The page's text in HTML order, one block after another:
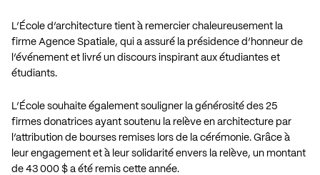
L’École d’architecture tient à remercier chaleureusement la
firme Agence Spatiale, qui a assuré la présidence d’honneur de
l’événement et livré un discours inspirant aux étudiantes et
étudiants.
L’École souhaite également souligner la générosité des 25
firmes donatrices ayant soutenu la relève en architecture par
l’attribution de bourses remises lors de la cérémonie. Grâce à
leur engagement et à leur solidarité envers la relève, un montant
de 43 000 $ a été remis cette année.